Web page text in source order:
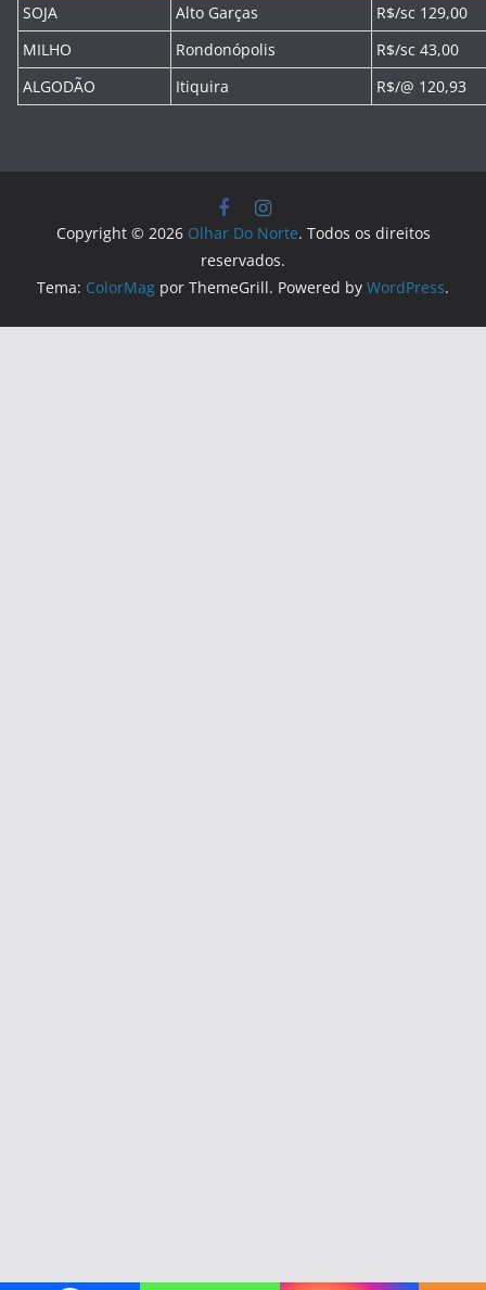
SOJA
Alto Garças
R$/sc 129,00
MILHO
Rondonópolis
R$/sc 43,00
ALGODÃO
Itiquira R$/@ 120,93
Copyright © 2026 Olhar Do Norte. Todos os direitos
reservados.
Tema: ColorMag por ThemeGrill. Powered by WordPress.